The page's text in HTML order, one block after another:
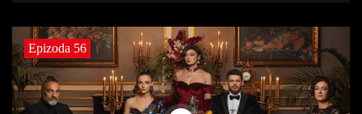
Epizoda 56